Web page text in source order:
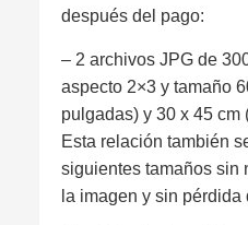
después del pago:
– 2 archivos JPG de
aspecto 2×3 y tamaño
pulgadas) y 30 x 45 cm
Esta relación también
siguientes tamaños sin
la imagen y sin pérdida